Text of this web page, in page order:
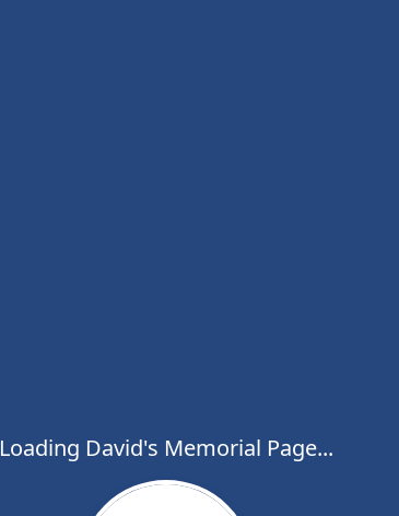
Loading David's Memorial Page...